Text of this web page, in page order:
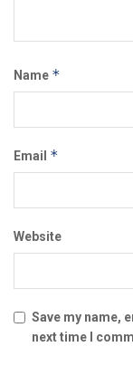
Name *
Email *
Website
Save my name,
next time I